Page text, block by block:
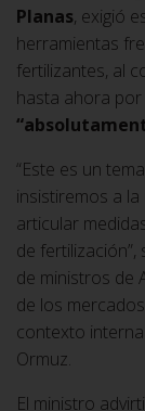
Planas, exigió
herramientas
fertilizantes, al
hasta ahora por
“Este es un
insistiremos a
articular
de
de ministros de
de los
contexto
Ormuz.
El ministro